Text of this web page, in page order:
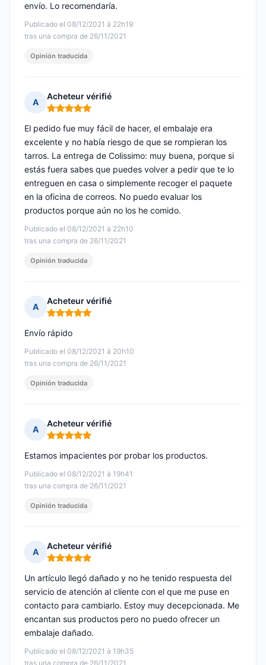
Publicado el 08/12/2021 à 22h19
tras una compra de 26/11/2021
envío. Lo recomendaría.
Opinión traducida
A
Acheteur vérifié
Nota: 5 de 5
Publicado el 08/12/2021 à 22h10
tras una compra de 26/11/2021
El pedido fue muy fácil de hacer, el embalaje era
excelente y no había riesgo de que se rompieran los
tarros. La entrega de Colissimo: muy buena, porque si
estás fuera sabes que puedes volver a pedir que te lo
entreguen en casa o simplemente recoger el paquete
en la oficina de correos. No puedo evaluar los
productos porque aún no los he comido.
Opinión traducida
A
Acheteur vérifié
Nota: 5 de 5
Publicado el 08/12/2021 à 20h10
tras una compra de 26/11/2021
Envío rápido
Opinión traducida
A
Acheteur vérifié
Nota: 5 de 5
Publicado el 08/12/2021 à 19h41
tras una compra de 26/11/2021
Estamos impacientes por probar los productos.
Opinión traducida
A
Acheteur vérifié
Nota: 5 de 5
Publicado el 08/12/2021 à 19h35
tras una compra de 26/11/2021
Un artículo llegó dañado y no he tenido respuesta del
servicio de atención al cliente con el que me puse en
contacto para cambiarlo. Estoy muy decepcionada. Me
encantan sus productos pero no puedo ofrecer un
embalaje dañado.